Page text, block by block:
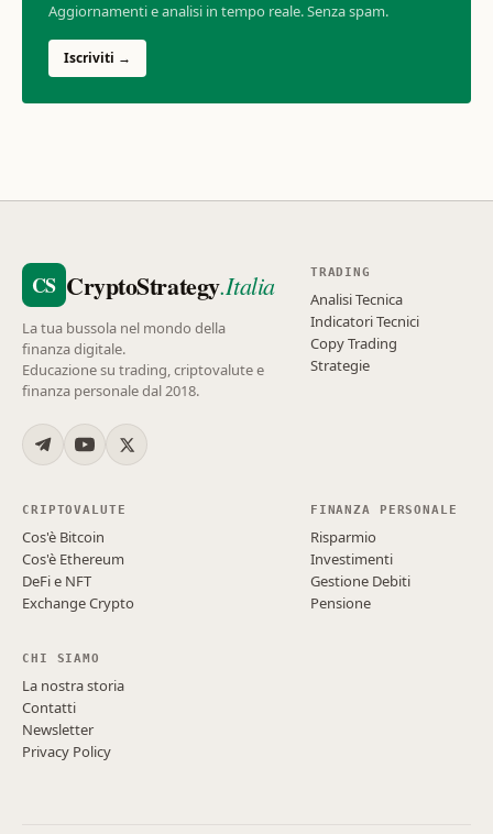
Aggiornamenti e analisi in tempo reale. Senza spam.
Iscriviti →
CS CryptoStrategy.Italia
La tua bussola nel mondo della
finanza digitale.
Educazione su trading, criptovalute e
finanza personale dal 2018.
TRADING
Analisi Tecnica
Indicatori Tecnici
Copy Trading
Strategie
CRIPTOVALUTE
Cos'è Bitcoin
Cos'è Ethereum
DeFi e NFT
Exchange Crypto
FINANZA PERSONALE
Risparmio
Investimenti
Gestione Debiti
Pensione
CHI SIAMO
La nostra storia
Contatti
Newsletter
Privacy Policy